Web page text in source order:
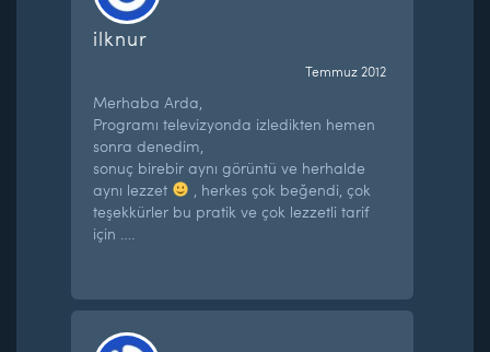
ilknur
Temmuz 2012
Merhaba Arda,
Programı televizyonda izledikten hemen
sonra denedim,
sonuç birebir aynı görüntü ve herhalde
aynı lezzet
, herkes çok beğendi, çok
teşekkürler bu pratik ve çok lezzetli tarif
için ….